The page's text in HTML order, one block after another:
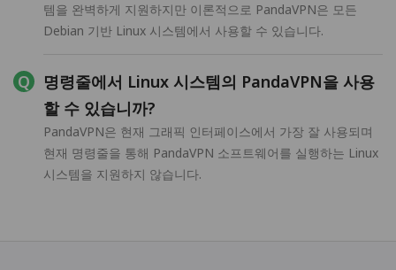
템을 완벽하게 지원하지만 이론적으로 PandaVPN은 모든
Debian 기반 Linux 시스템에서 사용할 수 있습니다.
명령줄에서 Linux 시스템의 PandaVPN을 사용
할 수 있습니까?
PandaVPN은 현재 그래픽 인터페이스에서 가장 잘 사용되며
현재 명령줄을 통해 PandaVPN 소프트웨어를 실행하는 Linux
시스템을 지원하지 않습니다.